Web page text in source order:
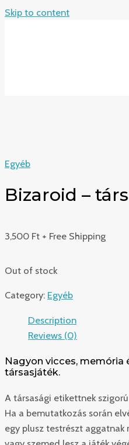
Skip to content
Egyéb
Bizaroid –
3,500 Ft + Free Shipping
Out of stock
Category: Egyéb
Description
Reviews (0)
Nagyon vicces, memória
társasjáték.
A társasági etikettnek
Ha a bemutatkozás során
egy plusz testrészt aggatnak